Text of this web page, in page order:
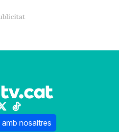
nosaltres